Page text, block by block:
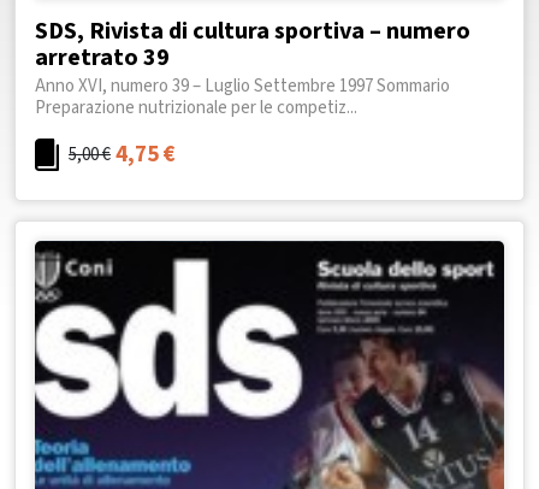
SDS, Rivista di cultura sportiva – numero
arretrato 39
Anno XVI, numero 39 – Luglio Settembre 1997 Sommario
Preparazione nutrizionale per le competiz...
5,00€4,75€